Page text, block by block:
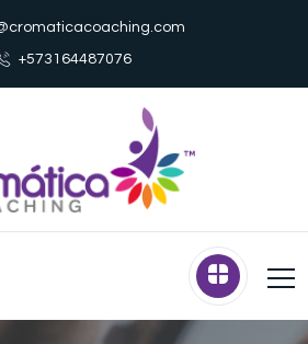
herramientas
+573164487076